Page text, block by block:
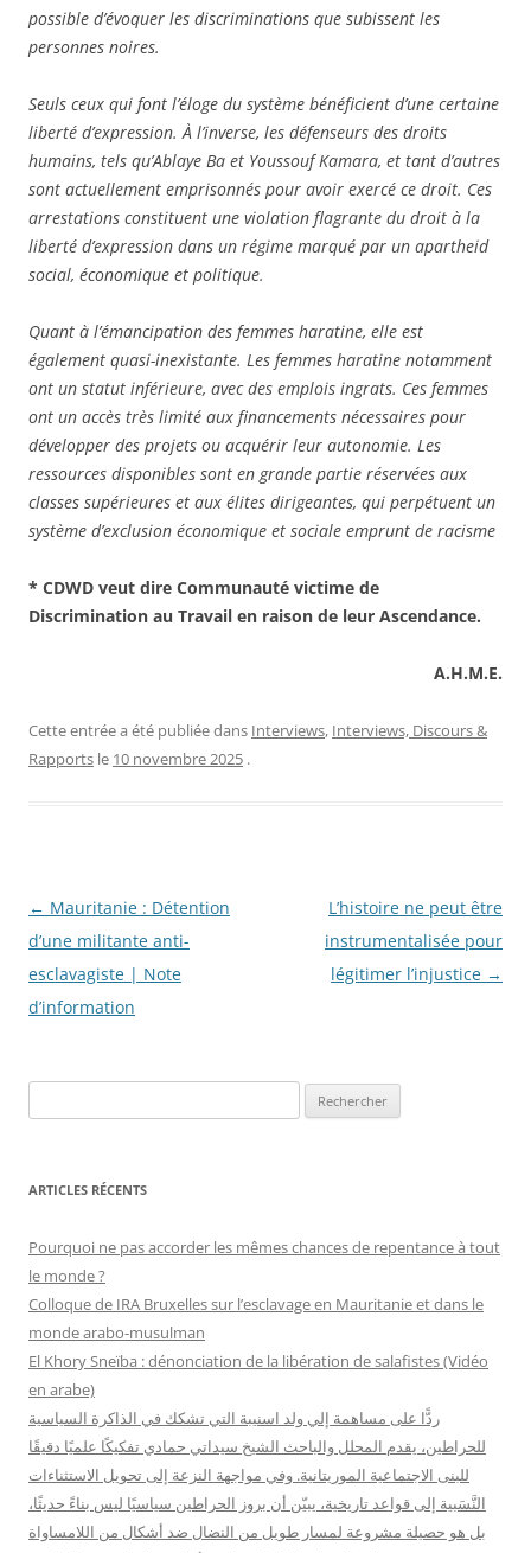
possible d’évoquer les discriminations que subissent les
personnes noires.
Seuls ceux qui font l’éloge du système bénéficient d’une certaine
liberté d’expression. À l’inverse, les défenseurs des droits
humains, tels qu’Ablaye Ba et Youssouf Kamara, et tant d’autres
sont actuellement emprisonnés pour avoir exercé ce droit. Ces
arrestations constituent une violation flagrante du droit à la
liberté d’expression dans un régime marqué par un apartheid
social, économique et politique.
Quant à l’émancipation des femmes haratine, elle est
également quasi-inexistante. Les femmes haratine notamment
ont un statut inférieure, avec des emplois ingrats. Ces femmes
ont un accès très limité aux financements nécessaires pour
développer des projets ou acquérir leur autonomie. Les
ressources disponibles sont en grande partie réservées aux
classes supérieures et aux élites dirigeantes, qui perpétuent un
système d’exclusion économique et sociale emprunt de racisme
* CDWD veut dire Communauté victime de
Discrimination au Travail en raison de leur Ascendance.
A.H.M.E.
Cette entrée a été publiée dans Interviews, Interviews, Discours &
Rapports le 10 novembre 2025 .
Navigation
des
articles
← Mauritanie : Détention
d’une militante anti-
esclavagiste | Note
d’information
L’histoire ne peut être
instrumentalisée pour
légitimer l’injustice →
e
h
r
c
h
r
ARTICLES RÉCENTS
Pourquoi ne pas accorder les mêmes chances de repentance à tout
le monde ?
Colloque de IRA Bruxelles sur l’esclavage en Mauritanie et dans le
monde arabo-musulman
El Khory Sneïba : dénonciation de la libération de salafistes (Vidéo
en arabe)
ردًّا على مساهمة إلي ولد اسنيبة التي تشكك في الذاكرة السياسية
للحراطين، يقدم المحلل والباحث الشيخ سيداتي حمادي تفكيكًا علميًا دقيقًا
للبنى الاجتماعية الموريتانية. وفي مواجهة النزعة إلى تحويل الاستثناءات
النَّسَبية إلى قواعد تاريخية، يبيّن أن بروز الحراطين سياسيًا ليس بناءً حديثًا،
بل هو حصيلة مشروعة لمسار طويل من النضال ضد أشكال من اللامساواة